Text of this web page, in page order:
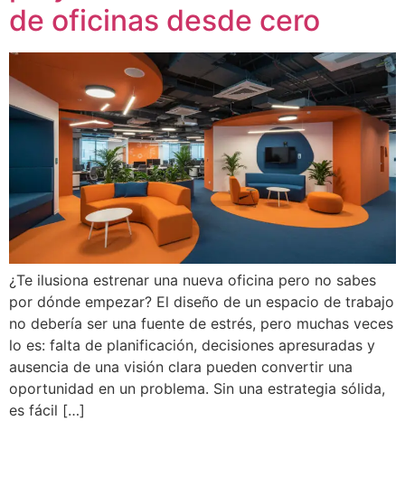
de oficinas desde cero
¿Te ilusiona estrenar una nueva oficina pero no sabes
por dónde empezar? El diseño de un espacio de trabajo
no debería ser una fuente de estrés, pero muchas veces
lo es: falta de planificación, decisiones apresuradas y
ausencia de una visión clara pueden convertir una
oportunidad en un problema. Sin una estrategia sólida,
es fácil […]